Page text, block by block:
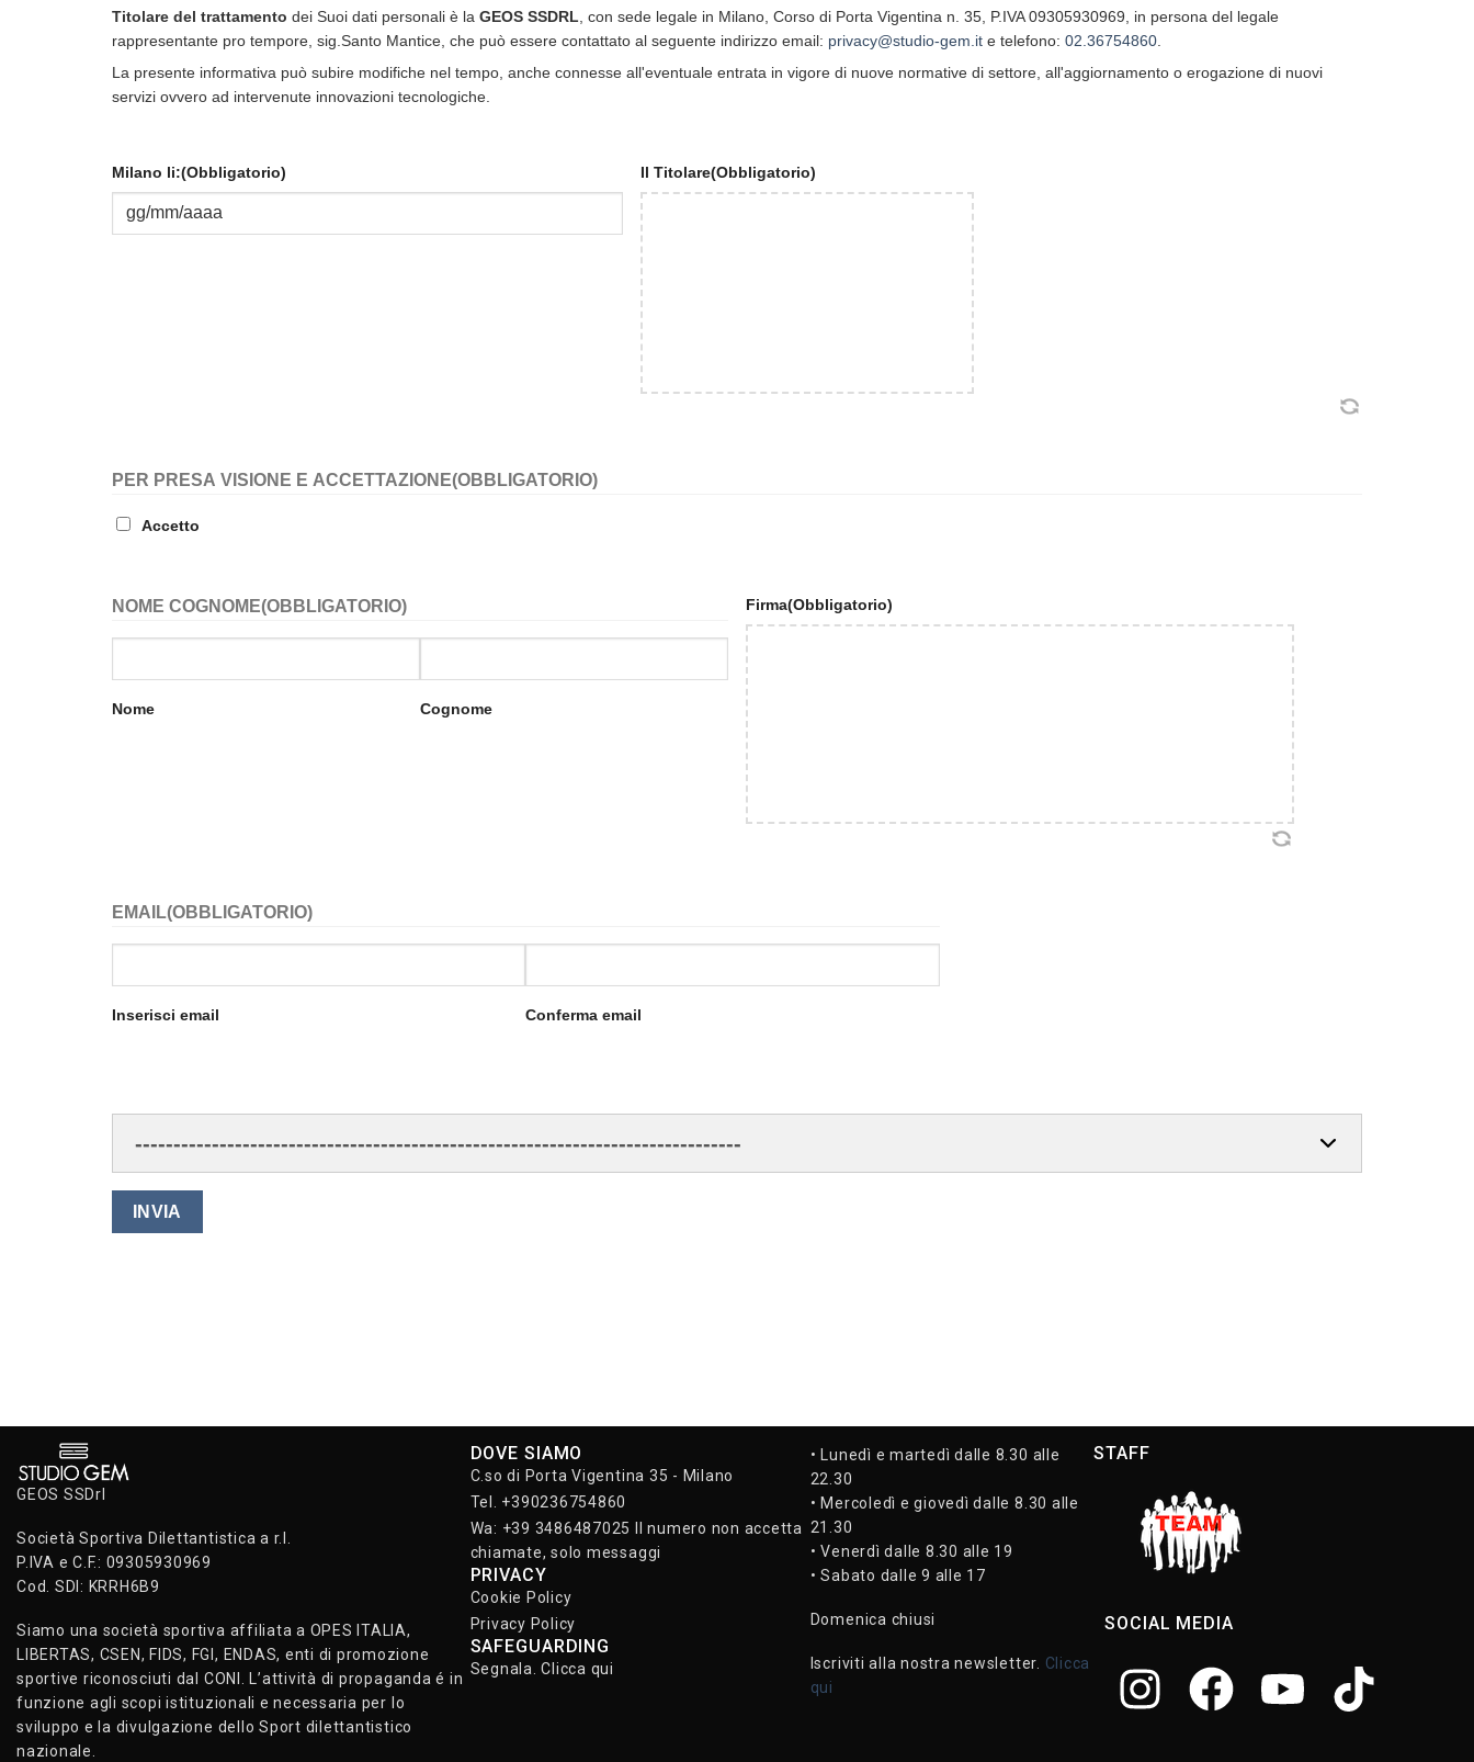
Titolare del trattamento dei Suoi dati personali è la GEOS SSDRL , con sede legale in Milano, Corso di Porta Vigentina n. 35, P.IVA 09305930969, in persona del legale
rappresentante pro tempore, sig.Santo Mantice, che può essere contattato al seguente indirizzo email: privacy@studio-gem.it e telefono: 02.36754860
La presente informativa può subire modifiche nel tempo, anche connesse all'eventuale entrata in vigore di nuove normative di settore, all'aggiornamento o erogazione di nuovi
servizi ovvero ad intervenute innovazioni tecnologiche.
Milano li:(Obbligatorio) Il Titolare(Obbligatorio)
PER PRESA VISIONE E ACCETTAZIONE(OBBLIGATORIO)
Accetto
NOME COGNOME(OBBLIGATORIO)
Nome Cognome
Firma(Obbligatorio)
EMAIL(OBBLIGATORIO)
Inserisci email Conferma email
-------------------------------------------------------------------------------
GEOS SSDrl
Società Sportiva Dilettantistica a r.l.
P.IVA e C.F.: 09305930969
Cod. SDI: KRRH6B9
Siamo una società sportiva affiliata a OPES ITALIA,
LIBERTAS, CSEN, FIDS, FGI, ENDAS, enti di promozione
sportive riconosciuti dal CONI. L’attività di propaganda é in
funzione agli scopi istituzionali e necessaria per lo
sviluppo e la divulgazione dello Sport dilettantistico
nazionale.
DOVE SIAMO
C.so di Porta Vigentina 35 - Milano
Tel. +390236754860
Wa: +39 3486487025 Il numero non accetta
chiamate, solo messaggi
PRIVACY
Cookie Policy
Privacy Policy
SAFEGUARDING
Segnala. Clicca qui
• Lunedì e martedì dalle 8.30 alle
22.30
• Mercoledì e giovedì dalle 8.30 alle
21.30
• Venerdì dalle 8.30 alle 19
• Sabato dalle 9 alle 17
Domenica chiusi
Iscriviti alla nostra newsletter. Clicca
qui
STAFF
SOCIAL MEDIA